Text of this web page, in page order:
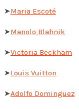
➤Maria Escoté
➤Manolo Blahnik
➤Victoria Beckham
➤Louis Vuitton
➤Adolfo Dominguez